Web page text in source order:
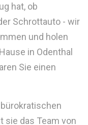
hat, ob
Schrottauto - wir
und holen
in Odenthal
Sie einen
sie das Team von